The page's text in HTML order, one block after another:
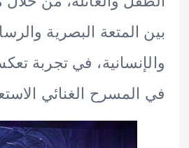
البصرية والرسائل
في تجربة تعكس
الغنائي الاستعراضي